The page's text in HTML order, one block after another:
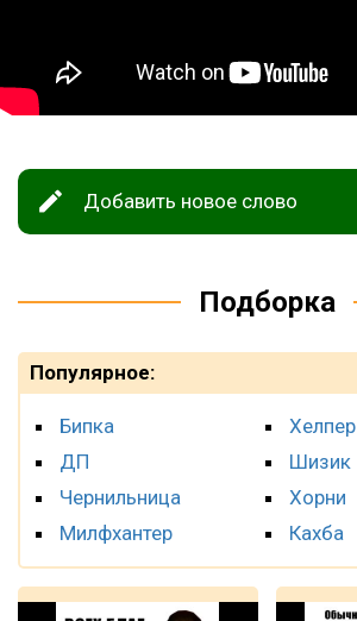
Добавить новое слово
Подборка
Популярное:
Бипка
ДП
Чернильница
Милфхантер
Хелпер
Шизик
Хорни
Кахба